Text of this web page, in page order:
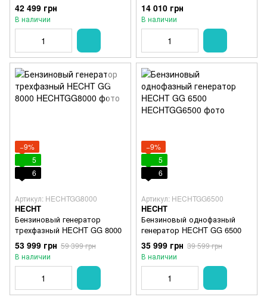
42 499 грн
В наличии
14 010 грн
В наличии
−9%
5
6
Артикул: HECHTGG8000
HECHT
Бензиновый генератор
трехфазный HECHT GG 8000
53 999 грн 59 399 грн
В наличии
−9%
5
6
Артикул: HECHTGG6500
HECHT
Бензиновый однофазный
генератор HECHT GG 6500
35 999 грн 39 599 грн
В наличии